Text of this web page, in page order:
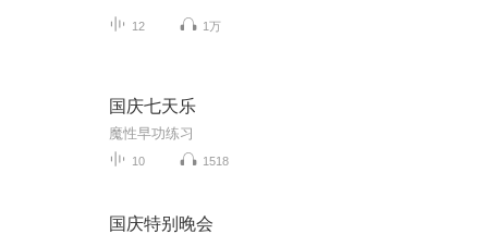
12 1万
国庆七天乐
魔性早功练习
10 1518
国庆特别晚会